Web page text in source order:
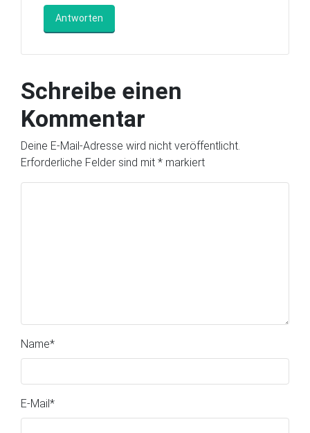
Antworten
Schreibe einen
Kommentar
Deine E-Mail-Adresse wird nicht veröffentlicht.
Erforderliche Felder sind mit * markiert
Name*
E-Mail *